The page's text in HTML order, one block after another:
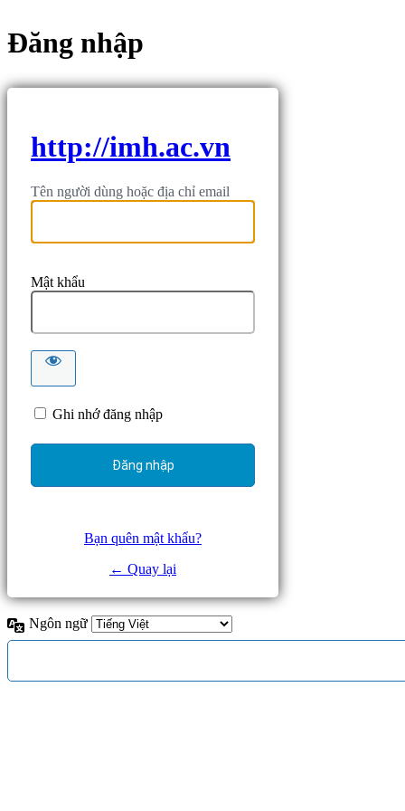
Đăng nhập
http://imh.ac.vn
Tên người dùng hoặc địa chỉ email
Mật khẩu
Ghi nhớ đăng nhập
Bạn quên mật khẩu?
← Quay lại
Ngôn ngữ